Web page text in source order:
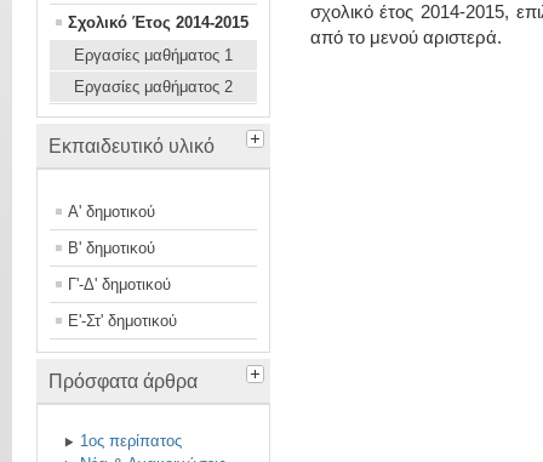
Σχολικό Έτος 2014-2015
Εργασίες μαθήματος 1
Εργασίες μαθήματος 2
Εκπαιδευτικό υλικό
Α' δημοτικού
Β' δημοτικού
Γ'-Δ' δημοτικού
Ε'-Στ' δημοτικού
Πρόσφατα άρθρα
1ος περίπατος
σχολικό έτος 2014-2015,
από το μενού αριστερά.